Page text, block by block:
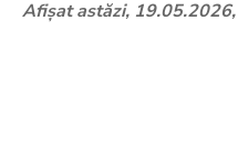
Afișat astăzi,